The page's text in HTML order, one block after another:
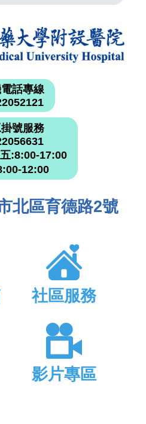
話專線
掛號服務
:8:00-17:00
12:00
北區育德路2號
社區服務
影片專區